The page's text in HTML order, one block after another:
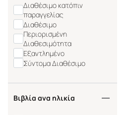
Διαθέσιμο κατόπιν
παραγγελίας
Διαθέσιμο
Περιορισμένη
Διαθεσιμότητα
Εξαντλημένο
Σύντομα Διαθέσιμο
Βιβλία ανα ηλικία